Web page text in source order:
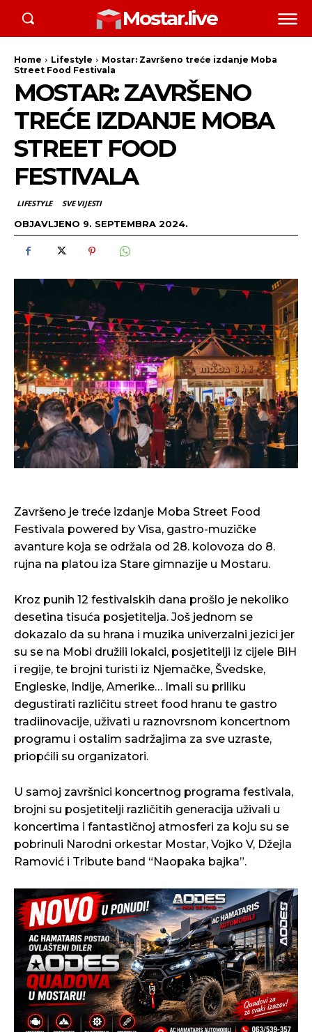
Mostar.live
Home Lifestyle
Mostar: Završeno treće izdanje Moba
Street Food Festivala
MOSTAR: ZAVRŠENO
TREĆE IZDANJE MOBA
STREET FOOD
FESTIVALA
LIFESTYLE SVE VIJESTI
OBJAVLJENO 9. SEPTEMBRA 2024.
Završeno je treće izdanje Moba Street Food
Festivala powered by Visa, gastro-muzičke
avanture koja se održala od 28. kolovoza do 8.
rujna na platou iza Stare gimnazije u Mostaru.
Kroz punih 12 festivalskih dana prošlo je nekoliko
desetina tisuća posjetitelja. Još jednom se
dokazalo da su hrana i muzika univerzalni jezici jer
su se na Mobi družili lokalci, posjetitelji iz cijele BiH
i regije, te brojni turisti iz Njemačke, Švedske,
Engleske, Indije, Amerike… Imali su priliku
degustirati različitu street food hranu te gastro
tradiinovacije, uživati u raznovrsnom koncertnom
programu i ostalim sadržajima za sve uzraste,
priopćili su organizatori.
U samoj završnici koncertnog programa festivala,
brojni su posjetitelji različitih generacija uživali u
koncertima i fantastičnoj atmosferi za koju su se
pobrinuli Narodni orkestar Mostar, Vojko V, Džejla
Ramović i Tribute band “Naopaka bajka”.